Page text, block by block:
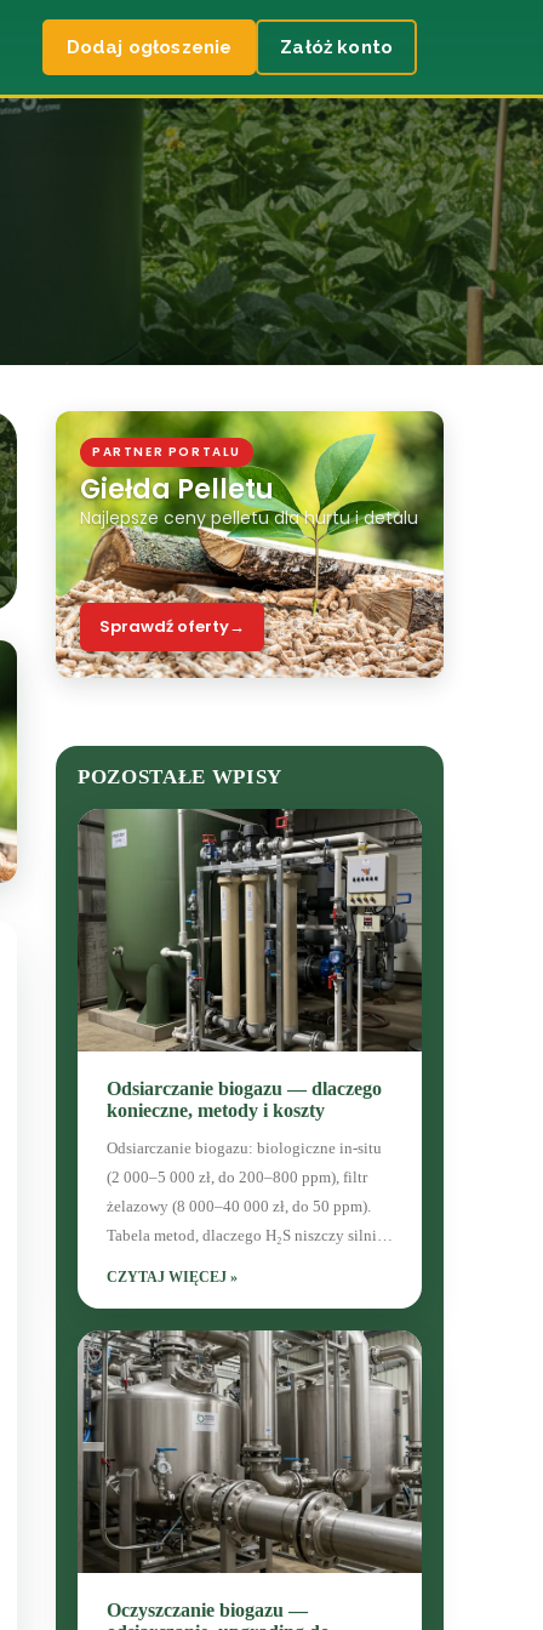
Dodaj ogłoszenie Załóż konto
PARTNER PORTALU
Giełda Pelletu
Najlepsze ceny pelletu dla hurtu i detalu
Sprawdź oferty→
POZOSTAŁE WPISY
Odsiarczanie biogazu — dlaczego
konieczne, metody i koszty
Odsiarczanie biogazu: biologiczne in-situ
(2 000–5 000 zł, do 200–800 ppm), filtr
żelazowy (8 000–40 000 zł, do 50 ppm).
Tabela metod, dlaczego H₂S niszczy silnik
CZYTAJ WIĘCEJ »
Oczyszczanie biogazu —